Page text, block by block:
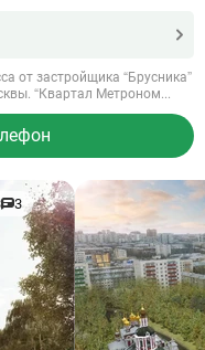
от застройщика “Брусника”
“Квартал Метроном...
3